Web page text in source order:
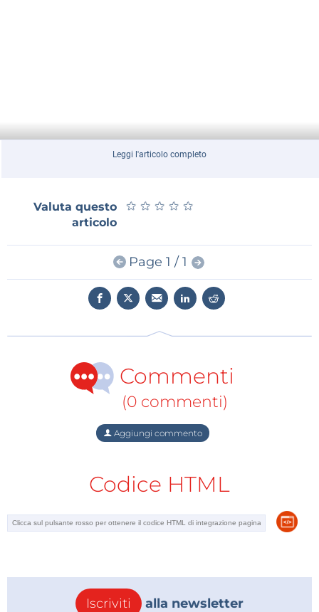
Leggi l'articolo completo
Valuta questo
articolo
★ ★ ★ ★ ★
★ ★ ★ ★ ★
Page 1 / 1
Commenti
(0 commenti)
Aggiungi commento
Codice HTML
Iscriviti alla newsletter